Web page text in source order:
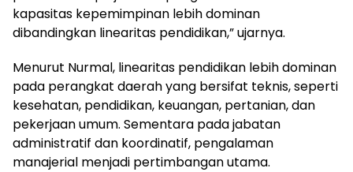
kapasitas kepemimpinan lebih dominan
dibandingkan linearitas pendidikan,” ujarnya.
Menurut Nurmal, linearitas pendidikan lebih dominan
pada perangkat daerah yang bersifat teknis, seperti
kesehatan, pendidikan, keuangan, pertanian, dan
pekerjaan umum. Sementara pada jabatan
administratif dan koordinatif, pengalaman
manajerial menjadi pertimbangan utama.